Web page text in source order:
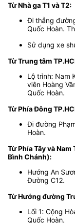
Từ Nhà ga T1 và T2:
Đi thẳng
Quốc Hoàn.
Sử dụng xe
Từ Trung tâm
Lộ trình: Nam
viên Hoàng
Quốc Hoàn.
Từ Phía Đông
Đi đường
Hoàn.
Từ Phía Tây và Nam
Bình Chánh):
Hướng An
Đường C12.
Từ Hướng đường
Lối 1: Cộng
Quốc Hoàn.